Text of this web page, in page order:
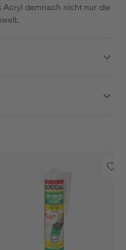
demnach nicht nur die